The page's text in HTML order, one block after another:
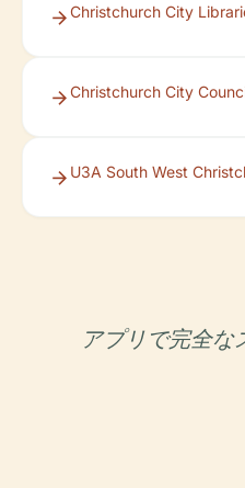
Christchurch City
Christchurch City
U3A South West
アプリで完全な